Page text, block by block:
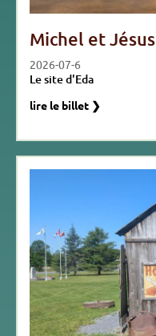
Michel et Jésus
2026-07-6
Le site d'Eda
lire le billet ❯